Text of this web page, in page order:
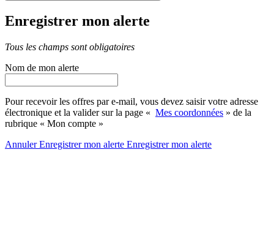
Enregistrer mon alerte
Tous les champs sont obligatoires
Nom de mon alerte
Pour recevoir les offres par e-mail, vous devez saisir votre adresse
électronique et la valider sur la page « Mes coordonnées » de la
rubrique « Mon compte »
AnnulerEnregistrer mon alerte Enregistrermon alerte